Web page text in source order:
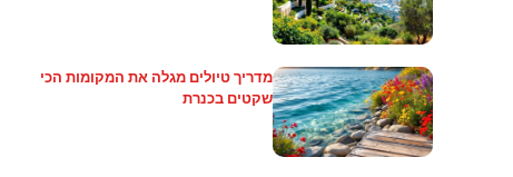
מדריך טיולים מגלה את המקומות הכי
שקטים בכנרת